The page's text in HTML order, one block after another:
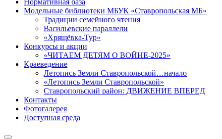
Нормативная база
Модельные библиотеки МБУК «Ставропольская МБ»
Традиции семейного чтения
Васильевские параллели
«Хрящёвка-Тур»
Конкурсы и акции
«ЧИТАЕМ ДЕТЯМ О ВОЙНЕ-2025»
Краеведение
Летопись Земли Ставропольской…начало
«Летопись Земли Ставропольской»
Ставропольский район: ДВИЖЕНИЕ ВПЕРЕД
Контакты
Фотогалерея
Доступная среда